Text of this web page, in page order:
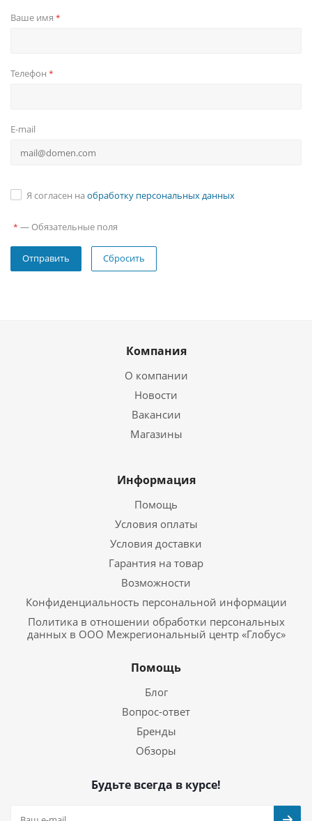
Ваше имя *
Телефон *
E-mail
Я согласен на обработку персональных данных
* — Обязательные поля
Сбросить
Компания
О компании
Новости
Вакансии
Магазины
Информация
Помощь
Условия оплаты
Условия доставки
Гарантия на товар
Возможности
Конфиденциальность персональной информации
Политика в отношении обработки персональных
данных в ООО Межрегиональный центр «Глобус»
Помощь
Блог
Вопрос-ответ
Бренды
Обзоры
Будьте всегда в курсе!